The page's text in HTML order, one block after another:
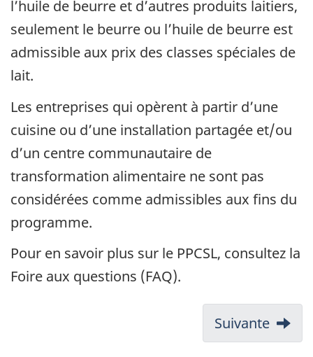
l’huile de beurre et d’autres produits laitiers,
seulement le beurre ou l’huile de beurre est
admissible aux prix des classes spéciales de
lait.
Les entreprises qui opèrent à partir d’une
cuisine ou d’une installation partagée et/ou
d’un centre communautaire de
transformation alimentaire ne sont pas
considérées comme admissibles aux fins du
programme.
Pour en savoir plus sur le PPCSL, consultez la
Foire aux questions (FAQ).
Suivante